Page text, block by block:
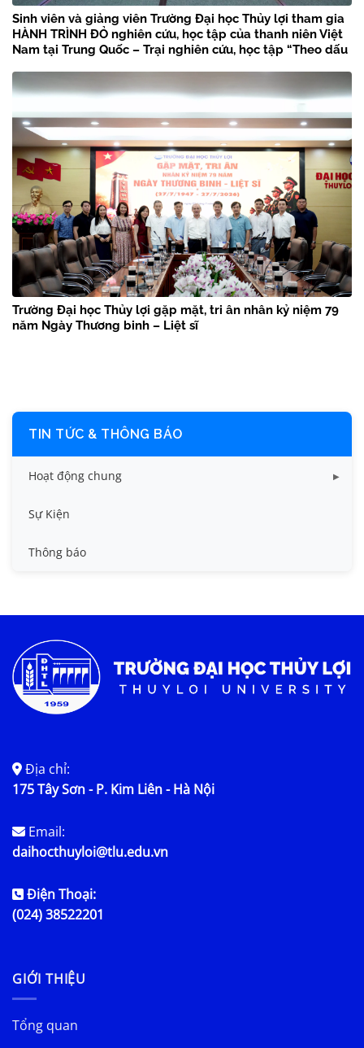
Sinh viên và giảng viên Trường Đại học Thủy lợi tham gia
HÀNH TRÌNH ĐỎ nghiên cứu, học tập của thanh niên Việt
Nam tại Trung Quốc – Trại nghiên cứu, học tập “Theo dấu
Trường Đại học Thủy lợi gặp mặt, tri ân nhân kỷ niệm 79
năm Ngày Thương binh – Liệt sĩ
TIN TỨC & THÔNG BÁO
Hoạt động chung
Tin công tác sinh viên
Tin đào tạo
Tin tức chung
Sự Kiện
Thông báo
Địa chỉ:
175 Tây Sơn - P. Kim Liên - Hà Nội
Email:
daihocthuyloi@tlu.edu.vn
Điện Thoại:
(024) 38522201
GIỚI THIỆU
Tổng quan